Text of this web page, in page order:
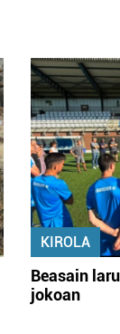
KIROLA
Beasain
jokoan